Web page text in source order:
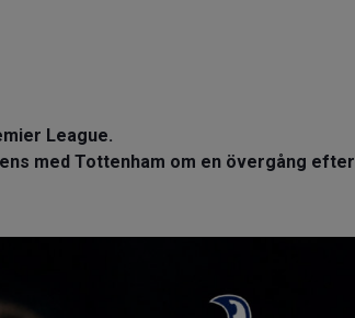
League.
med Tottenham om en övergång efter